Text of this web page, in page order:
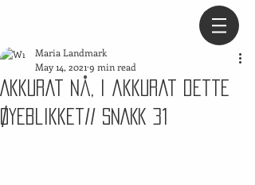
Akkurat nå, i akkurat dette
øyeblikket// SNAKK 31
Maria Landmark
May 14, 2021 9 min read